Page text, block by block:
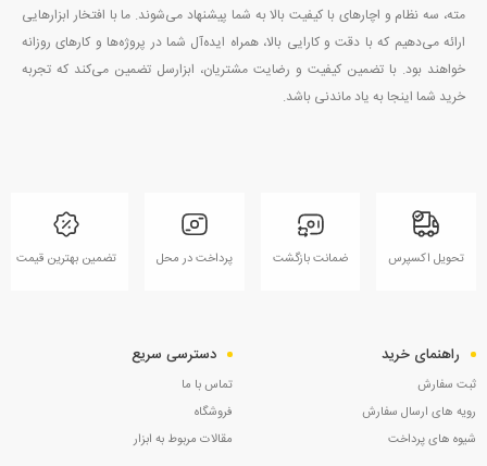
مته، سه نظام و اچارهای با کیفیت بالا به شما پیشنهاد می‌شوند. ما با افتخار ابزارهایی
ارائه می‌دهیم که با دقت و کارایی بالا، همراه ایده‌آل شما در پروژه‌ها و کارهای روزانه
خواهند بود. با تضمین کیفیت و رضایت مشتریان، ابزارسل تضمین می‌کند که تجربه
خرید شما اینجا به یاد ماندنی باشد.
تحویل اکسپرس ضمانت بازگشت پرداخت در محل تضمین بهترین قیمت
راهنمای خرید
ثبت سفارش
رویه های ارسال سفارش
شیوه های پرداخت
دسترسی سریع
تماس با ما
فروشگاه
مقالات مربوط به ابزار